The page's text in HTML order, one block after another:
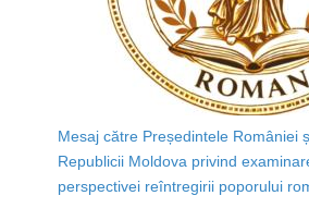
Mesaj către Președintele României
Republicii Moldova privind
perspectivei reîntregirii poporului